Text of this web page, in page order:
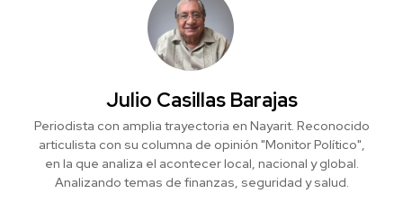
Julio Casillas Barajas
Periodista con amplia trayectoria en Nayarit. Reconocido
articulista con su columna de opinión "Monitor Político",
en la que analiza el acontecer local, nacional y global.
Analizando temas de finanzas, seguridad y salud.